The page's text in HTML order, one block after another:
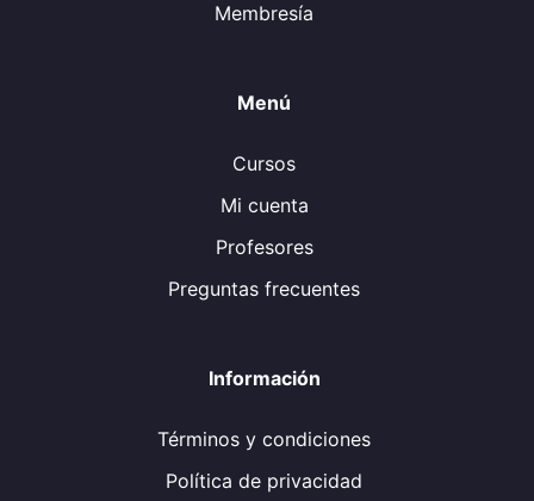
Membresía
Menú
Cursos
Mi cuenta
Profesores
Preguntas frecuentes
Información
Términos y condiciones
Política de privacidad